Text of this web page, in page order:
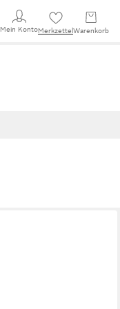
Mein KontoMerkzettel Warenkorb